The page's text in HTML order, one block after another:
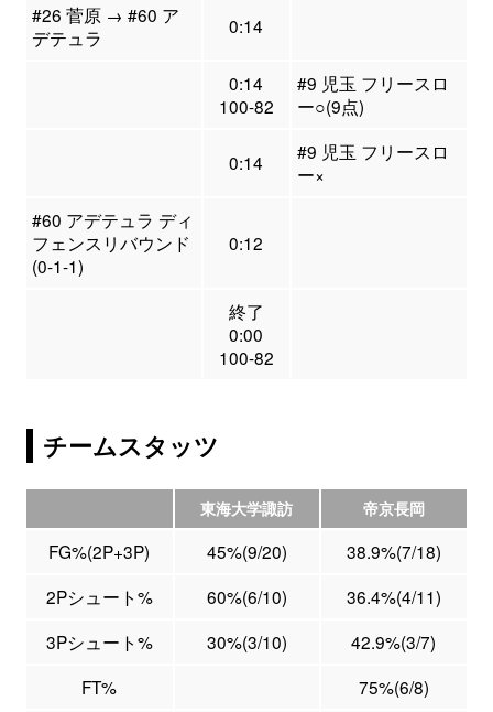
#26 菅原 → #60 ア
デテュラ
0:14
0:14
100-82
#9 児玉 フリースロ
ー○(9点)
0:14
#9 児玉 フリースロ
ー×
#60 アデテュラ ディ
フェンスリバウンド
(0-1-1)
0:12
終了
0:00
100-82
チームスタッツ
東海大学諏訪 帝京長岡
FG%(2P+3P) 45%(9/20)
38.9%(7/18)
2Pシュート%
60%(6/10)
36.4%(4/11)
3Pシュート%
30%(3/10)
42.9%(3/7)
FT%
75%(6/8)